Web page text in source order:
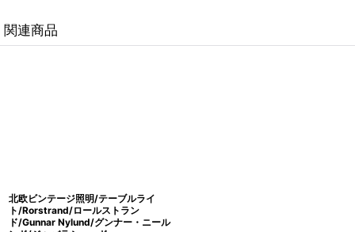
関連商品
北欧ビンテージ照明/テーブルライ
ト/Rorstrand/ロールストラン
ド/Gunnar Nylund/グンナー・ニール